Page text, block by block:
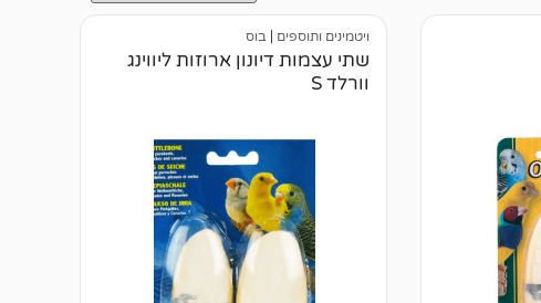
ויטמינים ותוספים |בוס
שתי עצמות דיונון ארוזות ליווינג
וורלד S